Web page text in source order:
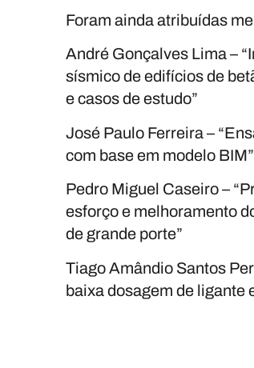
Foram ainda atribuídas
André Gonçalves Lima–
sísmico de edifícios de
e casos de estudo”
José Paulo Ferreira–
com base em modelo BIM”
Pedro Miguel Caseiro–
esforço e melhoramento
de grande porte”
Tiago Amândio Santos
baixa dosagem de ligante